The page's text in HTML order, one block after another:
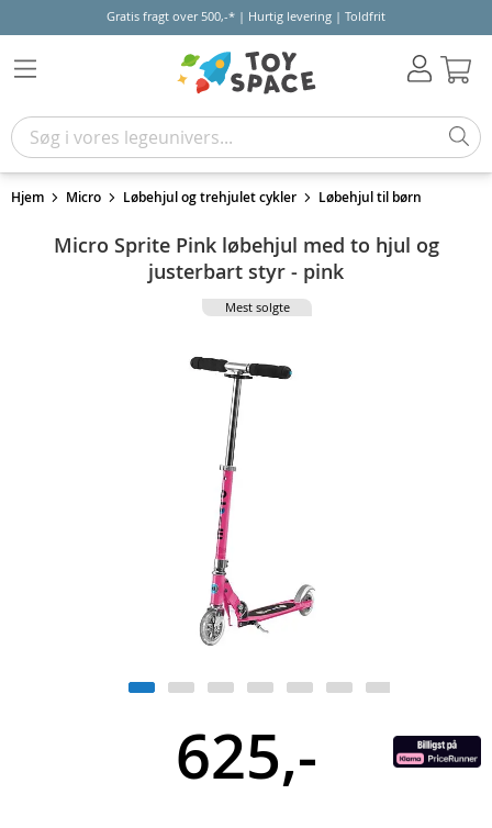
Gratis fragt over 500,-* | Hurtig levering | Toldfrit
Hjem Micro Løbehjul og trehjulet cykler Løbehjul til børn
Micro Sprite Pink løbehjul med to hjul og
justerbart styr - pink
Mest solgte
625,-